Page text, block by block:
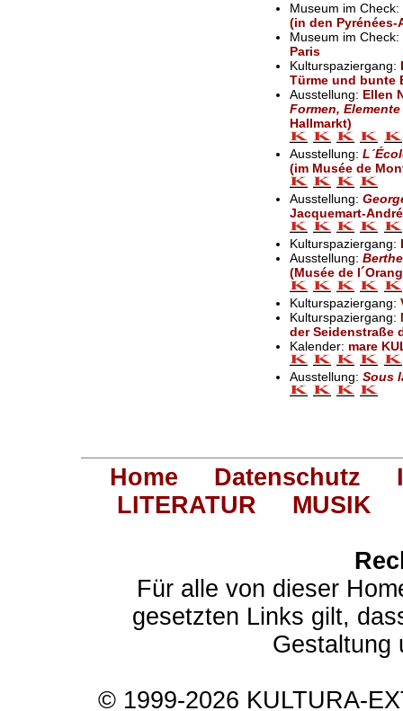
Museum im Check:
(in den
Museum im Check:
Paris
Kulturspaziergang:
Türme und bunte
Ausstellung: Ellen
Formen, Elemente
Hallmarkt)
Ausstellung:
(im Musée de
Ausstellung:
Jacquemart-
Kulturspaziergang:
Ausstellung:
(Musée de
Kulturspaziergang:
Kulturspaziergang:
der Seidenstraße
Kalender: mare
Ausstellung: Sous
Home Datenschutz
LITERATUR
MUSIK
Für alle von dieser
gesetzten Links gilt,
Gestaltung
© 1999-2026 KULTURA-